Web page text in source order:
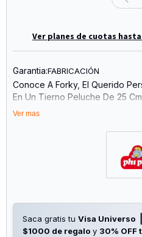
Ver planes de cuotas
Garantia:FABRICACIÓN
Conoce A Forky, El Querido
En Un Tierno Peluche De 25
Relleno De Fibra Siliconada, Es
Su Material Hipoalergénico Lo
Segura Y Cómoda Para Los
Forky Le Da Un Aspecto
Gran Compañero De
Creatividad. Más Que Un
Recordatorio Del Valor De La
Inspirado En Las Aventuras De
Ver mas
Saca gratis tu Visa Universo
$1000 de regalo y 30% OFF